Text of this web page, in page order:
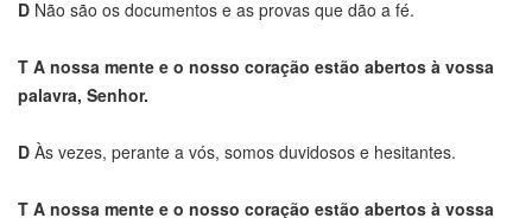
D Não são os documentos e as provas que dão a fé.
T A nossa mente e o nosso coração estão abertos à vossa
palavra, Senhor.
D Às vezes, perante a vós, somos duvidosos e hesitantes.
T A nossa mente e o nosso coração estão abertos à vossa